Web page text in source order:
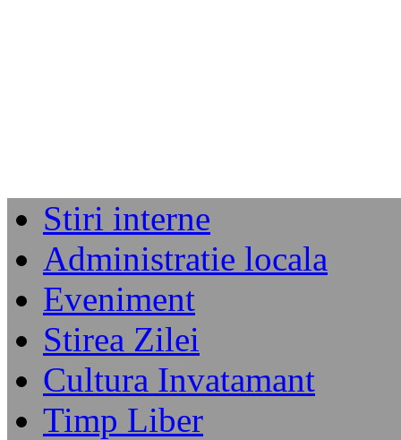
Stiri interne
Administratie locala
Eveniment
Stirea Zilei
Cultura Invatamant
Timp Liber